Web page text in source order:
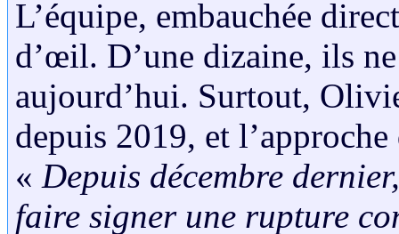
L’équipe, embauchée
d’œil. D’une dizaine, ils
aujourd’hui. Surtout,
depuis 2019, et
« Depuis décembre
faire signer une rupture